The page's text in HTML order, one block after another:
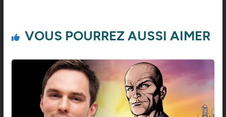
VOUS POURREZ AUSSI AIMER